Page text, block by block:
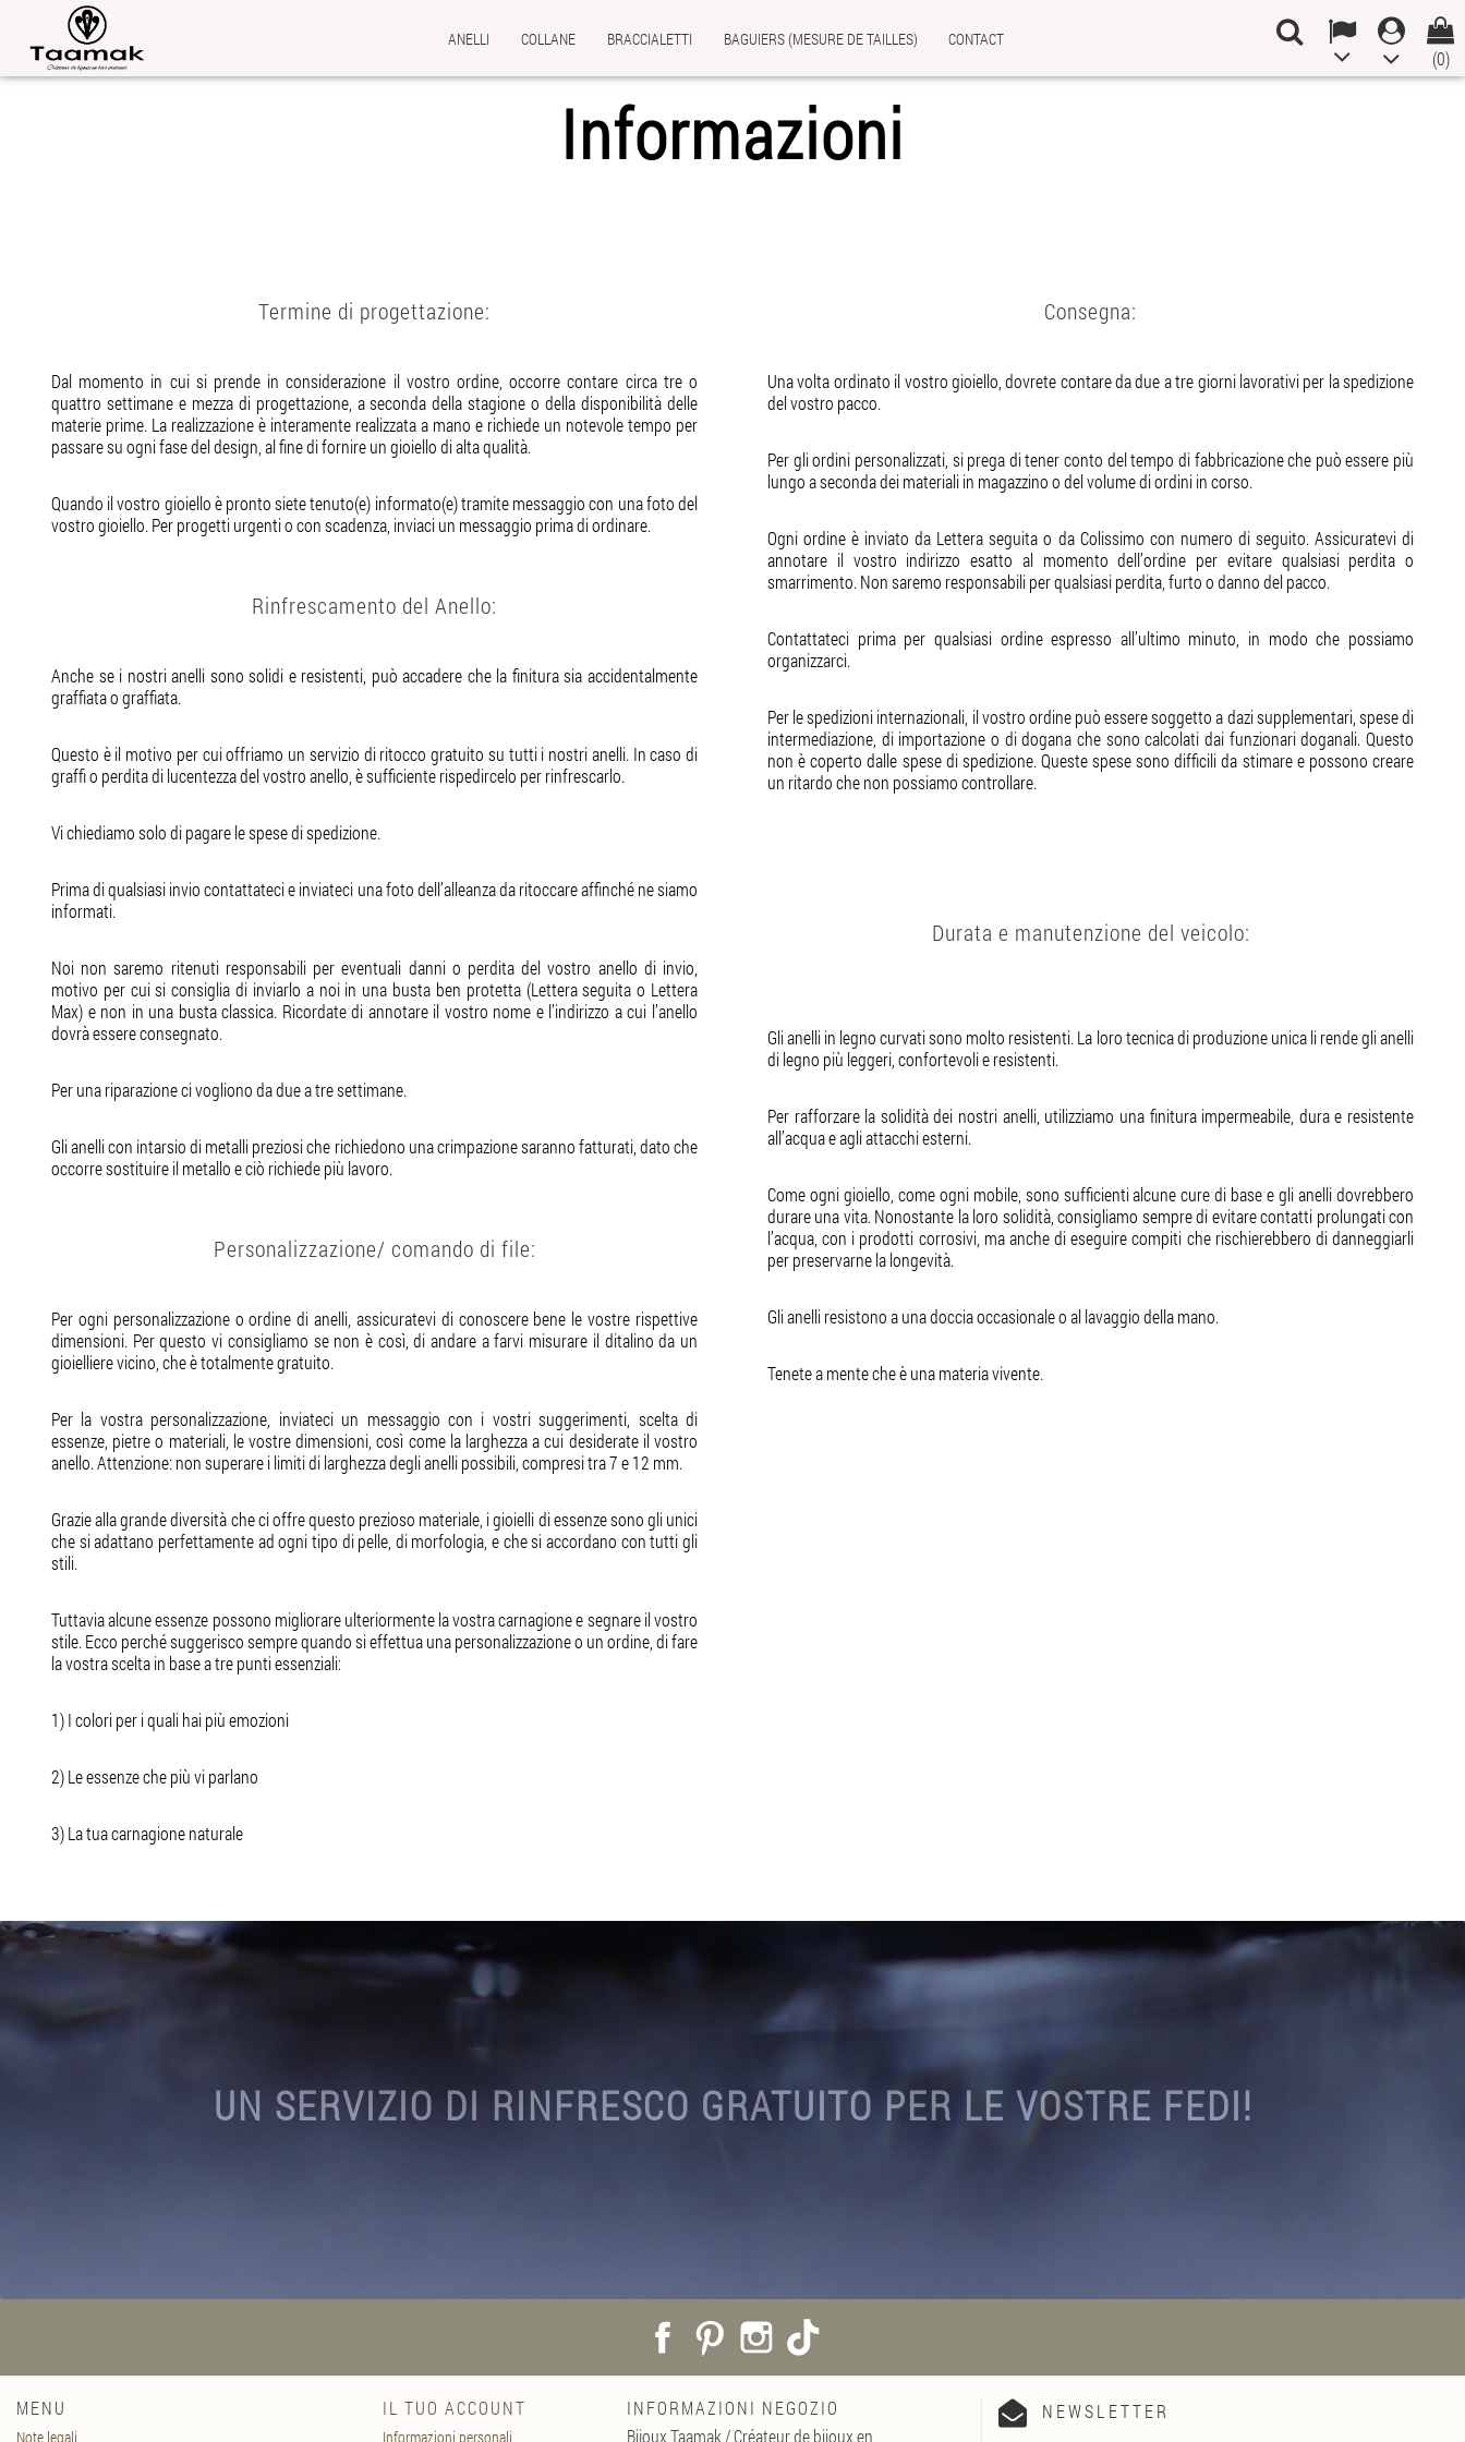
ANELLI COLLANE BRACCIALETTI BAGUIERS (MESURE DE TAILLES) CONTACT
(0)
Home Informazioni
Informazioni
Termine di progettazione:
Dal momento in cui si prende in considerazione il vostro ordine, occorre contare circa tre o
quattro settimane e mezza di progettazione, a seconda della stagione o della disponibilità delle
materie prime. La realizzazione è interamente realizzata a mano e richiede un notevole tempo per
passare su ogni fase del design, al fine di fornire un gioiello di alta qualità.
Quando il vostro gioiello è pronto siete tenuto(e) informato(e) tramite messaggio con una foto del
vostro gioiello. Per progetti urgenti o con scadenza, inviaci un messaggio prima di ordinare.
Rinfrescamento del Anello:
Anche se i nostri anelli sono solidi e resistenti, può accadere che la finitura sia accidentalmente
graffiata o graffiata.
Questo è il motivo per cui offriamo un servizio di ritocco gratuito su tutti i nostri anelli. In caso di
graffi o perdita di lucentezza del vostro anello, è sufficiente rispedircelo per rinfrescarlo.
Vi chiediamo solo di pagare le spese di spedizione.
Prima di qualsiasi invio contattateci e inviateci una foto dell’alleanza da ritoccare affinché ne siamo
informati.
Noi non saremo ritenuti responsabili per eventuali danni o perdita del vostro anello di invio,
motivo per cui si consiglia di inviarlo a noi in una busta ben protetta (Lettera seguita o Lettera
Max) e non in una busta classica. Ricordate di annotare il vostro nome e l’indirizzo a cui l’anello
dovrà essere consegnato.
Per una riparazione ci vogliono da due a tre settimane.
Gli anelli con intarsio di metalli preziosi che richiedono una crimpazione saranno fatturati, dato che
occorre sostituire il metallo e ciò richiede più lavoro.
Personalizzazione/ comando di file:
Per ogni personalizzazione o ordine di anelli, assicuratevi di conoscere bene le vostre rispettive
dimensioni. Per questo vi consigliamo se non è così, di andare a farvi misurare il ditalino da un
gioielliere vicino, che è totalmente gratuito.
Per la vostra personalizzazione, inviateci un messaggio con i vostri suggerimenti, scelta di
essenze, pietre o materiali, le vostre dimensioni, così come la larghezza a cui desiderate il vostro
anello. Attenzione: non superare i limiti di larghezza degli anelli possibili, compresi tra 7 e 12 mm.
Grazie alla grande diversità che ci offre questo prezioso materiale, i gioielli di essenze sono gli unici
che si adattano perfettamente ad ogni tipo di pelle, di morfologia, e che si accordano con tutti gli
stili.
Tuttavia alcune essenze possono migliorare ulteriormente la vostra carnagione e segnare il vostro
stile. Ecco perché suggerisco sempre quando si effettua una personalizzazione o un ordine, di fare
la vostra scelta in base a tre punti essenziali:
1) I colori per i quali hai più emozioni
2) Le essenze che più vi parlano
3) La tua carnagione naturale
Consegna:
Una volta ordinato il vostro gioiello, dovrete contare da due a tre giorni lavorativi per la spedizione
del vostro pacco.
Per gli ordini personalizzati, si prega di tener conto del tempo di fabbricazione che può essere più
lungo a seconda dei materiali in magazzino o del volume di ordini in corso.
Ogni ordine è inviato da Lettera seguita o da Colissimo con numero di seguito. Assicuratevi di
annotare il vostro indirizzo esatto al momento dell’ordine per evitare qualsiasi perdita o
smarrimento. Non saremo responsabili per qualsiasi perdita, furto o danno del pacco.
Contattateci prima per qualsiasi ordine espresso all’ultimo minuto, in modo che possiamo
organizzarci.
Per le spedizioni internazionali, il vostro ordine può essere soggetto a dazi supplementari, spese di
intermediazione, di importazione o di dogana che sono calcolati dai funzionari doganali. Questo
non è coperto dalle spese di spedizione. Queste spese sono difficili da stimare e possono creare
un ritardo che non possiamo controllare.
Durata e manutenzione del veicolo:
Gli anelli in legno curvati sono molto resistenti. La loro tecnica di produzione unica li rende gli anelli
di legno più leggeri, confortevoli e resistenti.
Per rafforzare la solidità dei nostri anelli, utilizziamo una finitura impermeabile, dura e resistente
all’acqua e agli attacchi esterni.
Come ogni gioiello, come ogni mobile, sono sufficienti alcune cure di base e gli anelli dovrebbero
durare una vita. Nonostante la loro solidità, consigliamo sempre di evitare contatti prolungati con
l’acqua, con i prodotti corrosivi, ma anche di eseguire compiti che rischierebbero di danneggiarli
per preservarne la longevità.
Gli anelli resistono a una doccia occasionale o al lavaggio della mano.
Tenete a mente che è una materia vivente.
UN SERVIZIO DI RINFRESCO GRATUITO PER LE VOSTRE FEDI!
FacebookPinterest Instagram
MENU
Note legali
IL TUO ACCOUNT
Informazioni personali
INFORMAZIONI NEGOZIO
Bijoux Taamak / Créateur de bijoux en
NEWSLETTER